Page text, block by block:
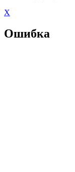
X
Ошибка